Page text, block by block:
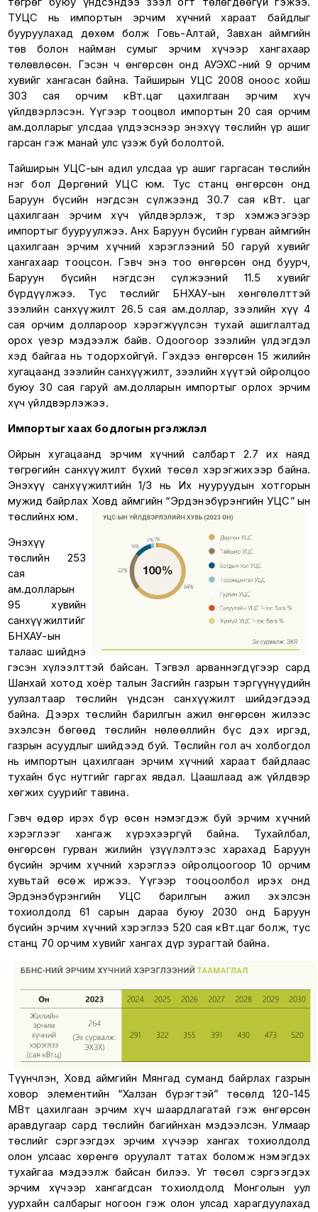
ТУЦС нь импортын эрчим хүчний хараат байдлыг
бууруулахад дөхөм болж Говь-Алтай, Завхан аймгийн
төв болон найман сумыг эрчим хүчээр хангахаар
төлөвлөсөн. Гэсэн ч өнгөрсөн онд АУЭХС-ний 9 орчим
хувийг хангасан байна. Тайширын УЦС 2008 оноос хойш
303 сая орчим кВт.цаг цахилгаан эрчим хүч
үйлдвэрлэсэн. Үүгээр тооцвол импортын 20 сая орчим
ам.долларыг улсдаа үлдээснээр энэхүү төслийн үр ашиг
гарсан гэж манай улс үзэж буй бололтой.
Тайширын УЦС-ын адил улсдаа үр ашиг гаргасан төслийн
нэг бол Дөргөний УЦС юм. Тус станц өнгөрсөн онд
Баруун бүсийн нэгдсэн сүлжээнд 30.7 сая кВт. цаг
цахилгаан эрчим хүч үйлдвэрлэж, тэр хэмжээгээр
импортыг бууруулжээ. Анх Баруун бүсийн гурван аймгийн
цахилгаан эрчим хүчний хэрэглээний 50 гаруй хувийг
хангахаар тооцсон. Гэвч энэ тоо өнгөрсөн онд буурч,
Баруун бүсийн нэгдсэн сүлжээний 11.5 хувийг
бүрдүүлжээ. Тус төслийг БНХАУ-ын хөнгөлөлттэй
зээлийн санхүүжилт 26.5 сая ам.доллар, зээлийн хүү 4
сая орчим доллароор хэрэгжүүлсэн тухай ашиглалтад
орох үеэр мэдээлж байв. Одоогоор зээлийн үлдэгдэл
хэд байгаа нь тодорхойгүй. Гэхдээ өнгөрсөн 15 жилийн
хугацаанд зээлийн санхүүжилт, зээлийн хүүтэй ойролцоо
буюу 30 сая гаруй ам.долларын импортыг орлох эрчим
хүч үйлдвэрлэжээ.
Импортыг хаах бодлогын үргэлжлэл
Ойрын хугацаанд эрчим хүчний салбарт 2.7 их наяд
төгрөгийн санхүүжилт бүхий төсөл хэрэгжихээр байна.
Энэхүү санхүүжилтийн 1/3 нь Их нууруудын хотгорын
мужид байрлах Ховд аймгийн “Эрдэнэбүрэнгийн УЦС” ын
төслийнх юм.
Энэхүү
төслийн 253
сая
ам.долларын
95 хувийн
санхүүжилтийг
БНХАУ-ын
талаас шийднэ
гэсэн хүлээлттэй байсан. Тэгвэл арваннэгдүгээр сард
Шанхай хотод хоёр талын Засгийн газрын тэргүүнүүдийн
уулзалтаар төслийн үндсэн санхүүжилт шийдэгдээд
байна. Дээрх төслийн барилгын ажил өнгөрсөн жилээс
эхэлсэн бөгөөд төслийн нөлөөллийн бүс дэх иргэд,
газрын асуудлыг шийдээд буй. Төслийн гол ач холбогдол
нь импортын цахилгаан эрчим хүчний хараат байдлаас
тухайн бүс нутгийг гаргах явдал. Цаашлаад аж үйлдвэр
хөгжих суурийг тавина.
Гэвч өдөр ирэх бүр өсөн нэмэгдэж буй эрчим хүчний
хэрэглээг хангаж хүрэхээргүй байна. Тухайлбал,
өнгөрсөн гурван жилийн үзүүлэлтээс харахад Баруун
бүсийн эрчим хүчний хэрэглээ ойролцоогоор 10 орчим
хувьтай өсөж иржээ. Үүгээр тооцоолбол ирэх онд
Эрдэнэбүрэнгийн УЦС барилгын ажил эхэлсэн
тохиолдолд 61 сарын дараа буюу 2030 онд Баруун
бүсийн эрчим хүчний хэрэглээ 520 сая кВт.цаг болж, тус
станц 70 орчим хувийг хангах дүр зурагтай байна.
Түүнчлэн, Ховд аймгийн Мянгад суманд байрлах газрын
ховор элементийн “Халзан бүрэгтэй” төсөлд 120-145
МВт цахилгаан эрчим хүч шаардлагатай гэж өнгөрсөн
аравдугаар сард төслийн багийнхан мэдээлсэн. Улмаар
төслийг сэргээгдэх эрчим хүчээр хангах тохиолдолд
олон улсаас хөрөнгө оруулалт татах боломж нэмэгдэх
тухайгаа мэдээлж байсан билээ. Уг төсөл сэргээгдэх
эрчим хүчээр хангагдсан тохиолдолд Монголын уул
уурхайн салбарыг ногоон гэж олон улсад харагдуулахад